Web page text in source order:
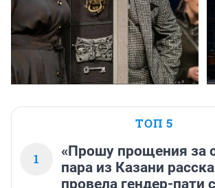
ТОП 5
1
«Прошу прощения за
пара из Казани
провела гендер-пати с